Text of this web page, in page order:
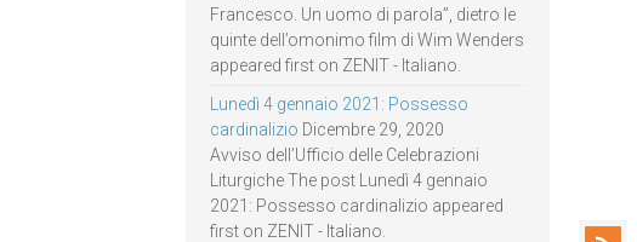
Francesco. Un uomo di parola”, dietro le
quinte dell’omonimo film di Wim Wenders
appeared first on ZENIT - Italiano.
Lunedì 4 gennaio 2021: Possesso
cardinalizio Dicembre 29, 2020
Avviso dell’Ufficio delle Celebrazioni
Liturgiche The post Lunedì 4 gennaio
2021: Possesso cardinalizio appeared
first on ZENIT - Italiano.